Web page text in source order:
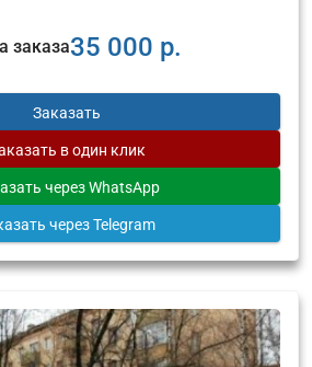
заказа35 000 р.
Заказать
в один клик
через WhatsApp
через Telegram